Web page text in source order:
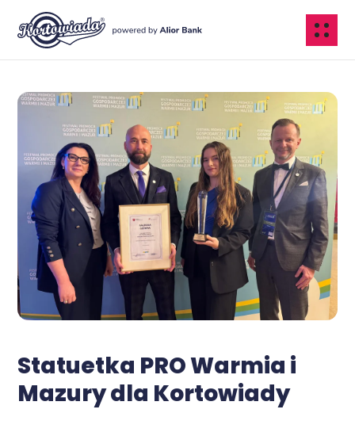
Statuetka PRO Warmia i
Mazury dla Kortowiady